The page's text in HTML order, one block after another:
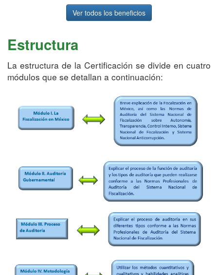
Ver todos los beneficios
Estructura
La estructura de la Certificación se divide en cuatro
módulos que se detallan a continuación: